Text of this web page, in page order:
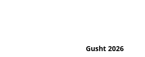
Gusht 2026